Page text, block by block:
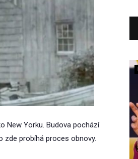
New Yorku. Budova pochází
zde probíhá proces obnovy.